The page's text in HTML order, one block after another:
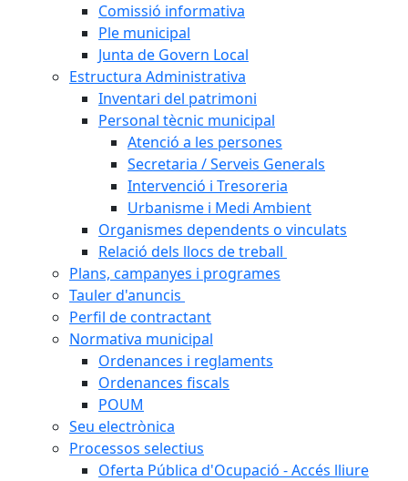
Comissió informativa
Ple municipal
Junta de Govern Local
Estructura Administrativa
Inventari del patrimoni
Personal tècnic municipal
Atenció a les persones
Secretaria / Serveis Generals
Intervenció i Tresoreria
Urbanisme i Medi Ambient
Organismes dependents o vinculats
Relació dels llocs de treball
Plans, campanyes i programes
Tauler d'anuncis
Perfil de contractant
Normativa municipal
Ordenances i reglaments
Ordenances fiscals
POUM
Seu electrònica
Processos selectius
Oferta Pública d'Ocupació - Accés lliure